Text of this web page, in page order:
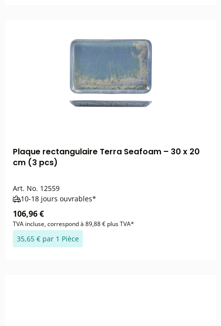
Plaque rectangulaire Terra Seafoam – 30 x 20
cm (3 pcs)
Art. No. 12559
10-18 jours ouvrables*
106,96 €
TVA incluse, correspond à 89,88 € plus TVA*
35,65 € par 1 Pièce